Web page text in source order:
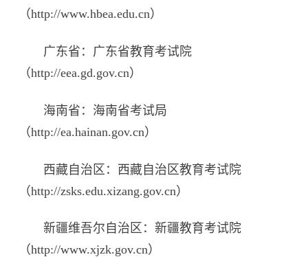
（http://www.hbea.edu.cn）
广东省：广东省教育考试院
（http://eea.gd.gov.cn）
海南省：海南省考试局
（http://ea.hainan.gov.cn）
西藏自治区：西藏自治区教育考试院
（http://zsks.edu.xizang.gov.cn）
新疆维吾尔自治区：新疆教育考试院
（http://www.xjzk.gov.cn）